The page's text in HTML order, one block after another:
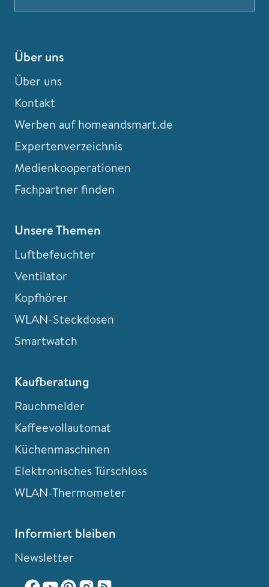
Über uns
Über uns
Kontakt
Werben auf homeandsmart.de
Expertenverzeichnis
Medienkooperationen
Fachpartner finden
Unsere Themen
Luftbefeuchter
Ventilator
Kopfhörer
WLAN-Steckdosen
Smartwatch
Kaufberatung
Rauchmelder
Kaffeevollautomat
Küchenmaschinen
Elektronisches Türschloss
WLAN-Thermometer
Informiert bleiben
Newsletter